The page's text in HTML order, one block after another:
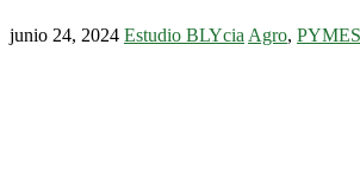
junio 24, 2024 Estudio BLYcia Agro, PYMES